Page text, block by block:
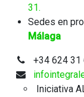
31.
Sedes en
Málaga
+34 624 31
Iniciativa